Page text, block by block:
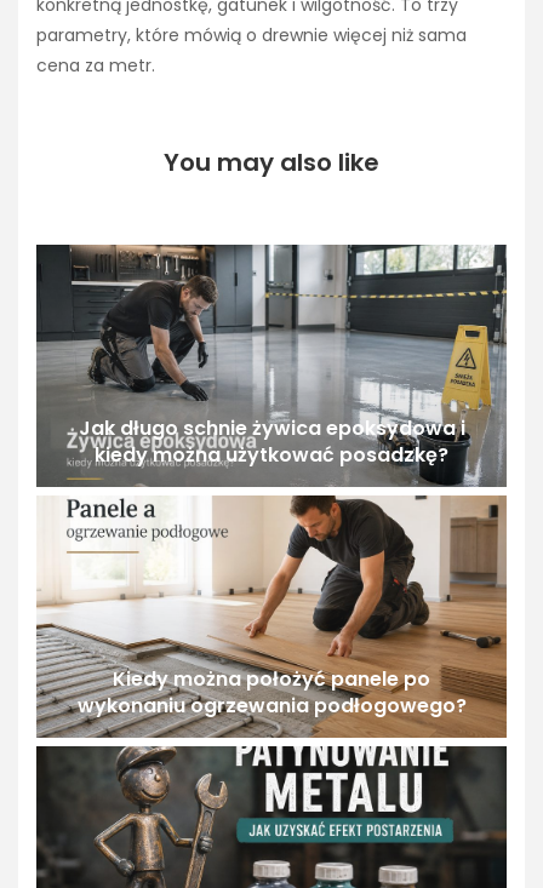
konkretną jednostkę, gatunek i wilgotność. To trzy
parametry, które mówią o drewnie więcej niż sama
cena za metr.
You may also like
Jak długo schnie żywica epoksydowa i
kiedy można użytkować posadzkę?
Kiedy można położyć panele po
wykonaniu ogrzewania podłogowego?